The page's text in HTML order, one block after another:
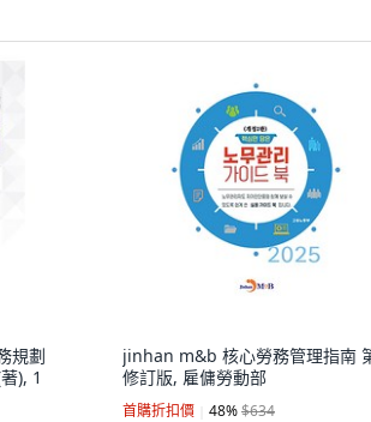
規劃
), 1
jinhan m&b 核心勞務管理指南
修訂版, 雇傭勞動部
首購折扣價 48%$634